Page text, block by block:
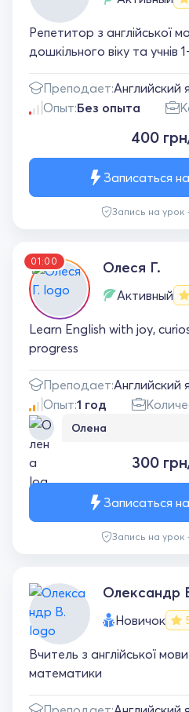
Репетитор з англійської
дошкільного віку та учнів
Преподает:Английский
Опыт:Без опыта
400
Запись на
Записаться
01:00 Олеся Г.
Активный
Learn English with joy,
progress
Преподает:Английский
Опыт:1 год
Олена
займається із
300
Запись на
Записаться
Олександр
Новичок
Вчитель з англійської
математики